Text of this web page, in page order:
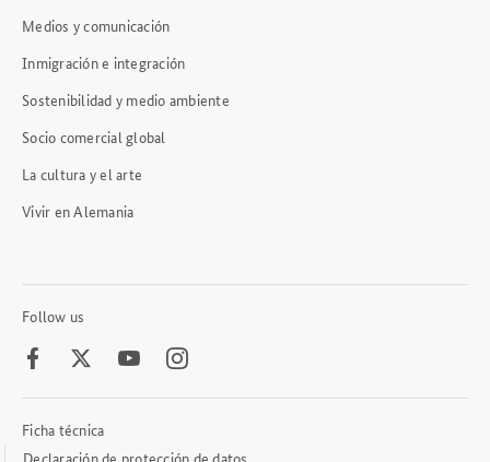
Medios y comunicación
Inmigración e integración
Sostenibilidad y medio ambiente
Socio comercial global
La cultura y el arte
Vivir en Alemania
Follow us
FacebookTwitter Youtube
Footer
Meta
Ficha técnica